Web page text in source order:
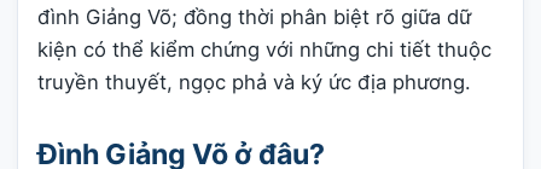
đình Giảng Võ; đồng thời phân biệt rõ giữa dữ
kiện có thể kiểm chứng với những chi tiết thuộc
truyền thuyết, ngọc phả và ký ức địa phương.
Đình Giảng Võ ở đâu?